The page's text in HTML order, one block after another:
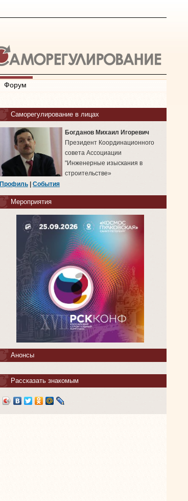
Форум
Саморегулирование в лицах
Богданов Михаил Игоревич
Президент Координационного
совета Ассоциации
"Инженерные изыскания в
строительстве»
Профиль
События
Мероприятия
Анонсы
Рассказать знакомым